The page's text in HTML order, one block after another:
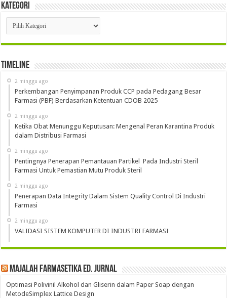
Kategori
Kategori
Timeline
2 minggu ago
Perkembangan Penyimpanan Produk CCP pada Pedagang Besar
Farmasi (PBF) Berdasarkan Ketentuan CDOB 2025
2 minggu ago
Ketika Obat Menunggu Keputusan: Mengenal Peran Karantina Produk
dalam Distribusi Farmasi
2 minggu ago
Pentingnya Penerapan Pemantauan Partikel Pada Industri Steril
Farmasi Untuk Pemastian Mutu Produk Steril
2 minggu ago
Penerapan Data Integrity Dalam Sistem Quality Control Di Industri
Farmasi
2 minggu ago
VALIDASI SISTEM KOMPUTER DI INDUSTRI FARMASI
Majalah Farmasetika Ed. Jurnal
Optimasi Polivinil Alkohol dan Gliserin dalam Paper Soap dengan
MetodeSimplex Lattice Design